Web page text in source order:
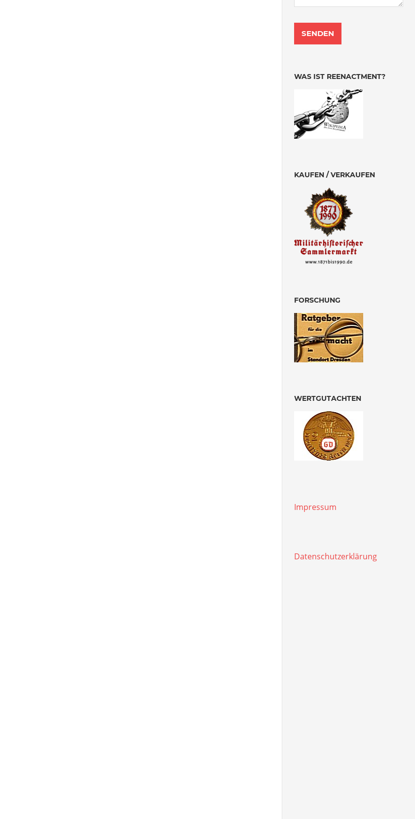
WAS IST REENACTMENT?
KAUFEN / VERKAUFEN
FORSCHUNG
WERTGUTACHTEN
Impressum
Datenschutzerklärung